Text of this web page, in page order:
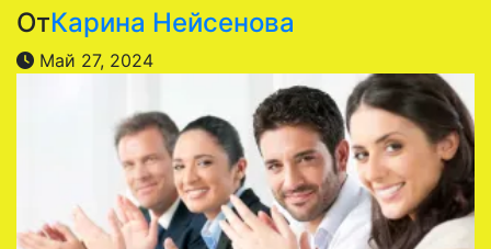
ОтКарина Нейсенова
Май 27, 2024